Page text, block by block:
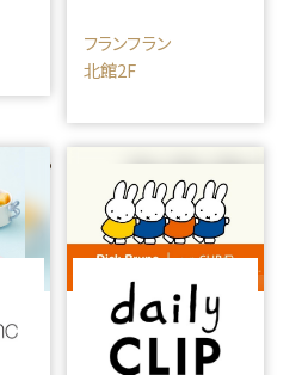
フランフラン
北館2F